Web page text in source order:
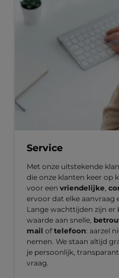
Service
Met onze uitstekende
die onze klanten keer op
voor een vriendelijke
ervoor dat elke aanvraag
Lange wachttijden zijn er
waarde aan snelle,
mail oftelefoon: aarzel
nemen. We staan altijd
je persoonlijk,
vraag.